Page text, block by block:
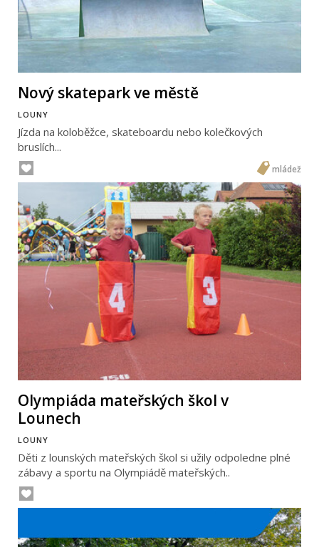
Nový skatepark ve městě
LOUNY
Jízda na koloběžce, skateboardu nebo kolečkových
bruslích...
mládež
Olympiáda mateřských škol v
Lounech
LOUNY
Děti z lounských mateřských škol si užily odpoledne plné
zábavy a sportu na Olympiádě mateřských..